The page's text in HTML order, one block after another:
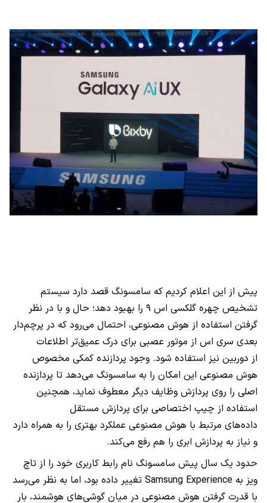
پیش از این اعلام کردیم که سامسونگ قصد دارد سیستم
تشخیص چهره گلکسی اس ۹ را بهبود دهد؛ حال و با در نظر
گرفتن استفاده از هوش مصنوعی، احتمال می‌رود که در پرچم‌دار
بعدی سری اس از موتور عصبی برای درک عمیق‌تر اطلاعات
از دوربین نیز استفاده شود. وجود پردازنده کمکی مخصوص
هوش مصنوعی این امکان را به سامسونگ می‌دهد تا پردازنده
اصلی را روی پردازش وظایف‌ دیگر معطوف نماید، همچنین
استفاده از چیپ اختصاصی برای پردازش مستقل
داده‌های مرتبط با هوش مصنوعی عملکرد بهتری را به همراه دارد
و نیاز به پردازش ابری را هم رفع می‌کند.
حدود یک سال پیش سامسونگ نام رابط کاربری خود را از تاچ
ویز به Samsung Experience تغییر داده بود، اما به نظر می‌رسد
با قدرت گرفتن هوش مصنوعی در میان گوشی‌های هوشمند، بار